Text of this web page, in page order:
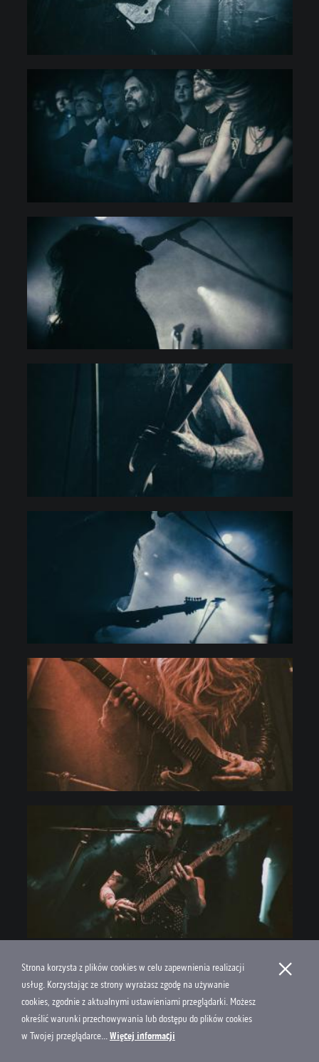
Strona korzysta z plików cookies w celu zapewnienia realizacji
usług. Korzystając ze strony wyrażasz zgodę na używanie
cookies, zgodnie z aktualnymi ustawieniami przeglądarki. Możesz
określić warunki przechowywania lub dostępu do plików cookies
w Twojej przeglądarce...Więcej informacji
×